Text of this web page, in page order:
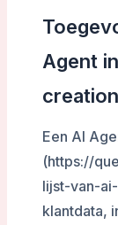
Agent
creation
Een AI
(https://
lijst-van-
klantdata,